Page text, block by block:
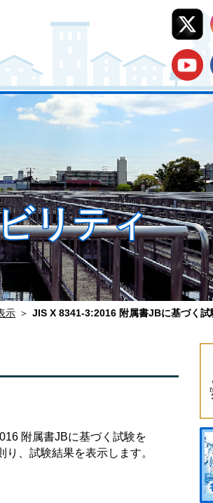
リティ
示 ＞ JIS X 8341-3:2016 附属書JBに基づく試
附属書JBに基づく試験を
、試験結果を表示します。